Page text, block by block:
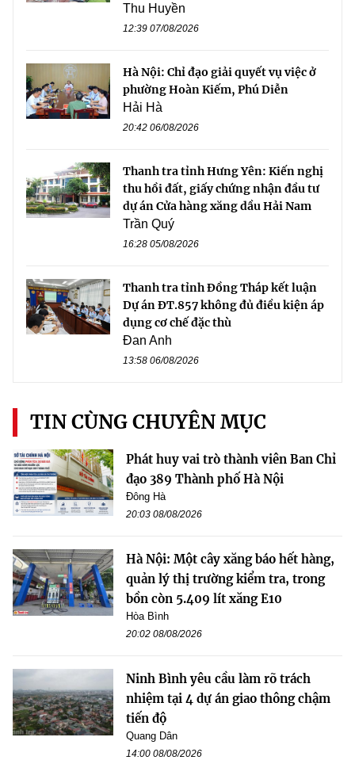
Thu Huyền
12:39 07/08/2026
Hà Nội: Chỉ đạo giải quyết vụ việc ở
phường Hoàn Kiếm, Phú Diễn
Hải Hà
20:42 06/08/2026
Thanh tra tỉnh Hưng Yên: Kiến nghị
thu hồi đất, giấy chứng nhận đầu tư
dự án Cửa hàng xăng dầu Hải Nam
Trần Quý
16:28 05/08/2026
Thanh tra tỉnh Đồng Tháp kết luận
Dự án ĐT.857 không đủ điều kiện áp
dụng cơ chế đặc thù
Đan Anh
13:58 06/08/2026
TIN CÙNG CHUYÊN MỤC
Phát huy vai trò thành viên Ban Chỉ
đạo 389 Thành phố Hà Nội
Đông Hà
20:03 08/08/2026
Hà Nội: Một cây xăng báo hết hàng,
quản lý thị trường kiểm tra, trong
bồn còn 5.409 lít xăng E10
Hòa Bình
20:02 08/08/2026
Ninh Bình yêu cầu làm rõ trách
nhiệm tại 4 dự án giao thông chậm
tiến độ
Quang Dân
14:00 08/08/2026